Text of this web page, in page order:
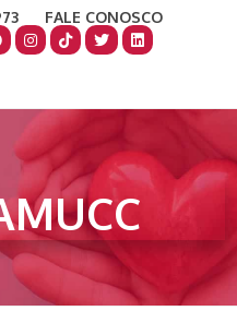
FALE CONOSCO